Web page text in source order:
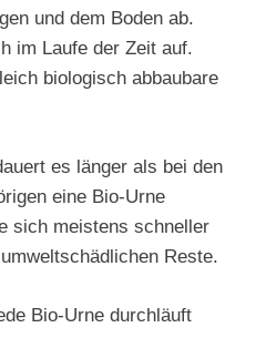
und dem Boden ab.
im Laufe der Zeit auf.
biologisch abbaubare
es länger als bei den
eine Bio-Urne
sich meistens schneller
Reste.
Bio-Urne durchläuft